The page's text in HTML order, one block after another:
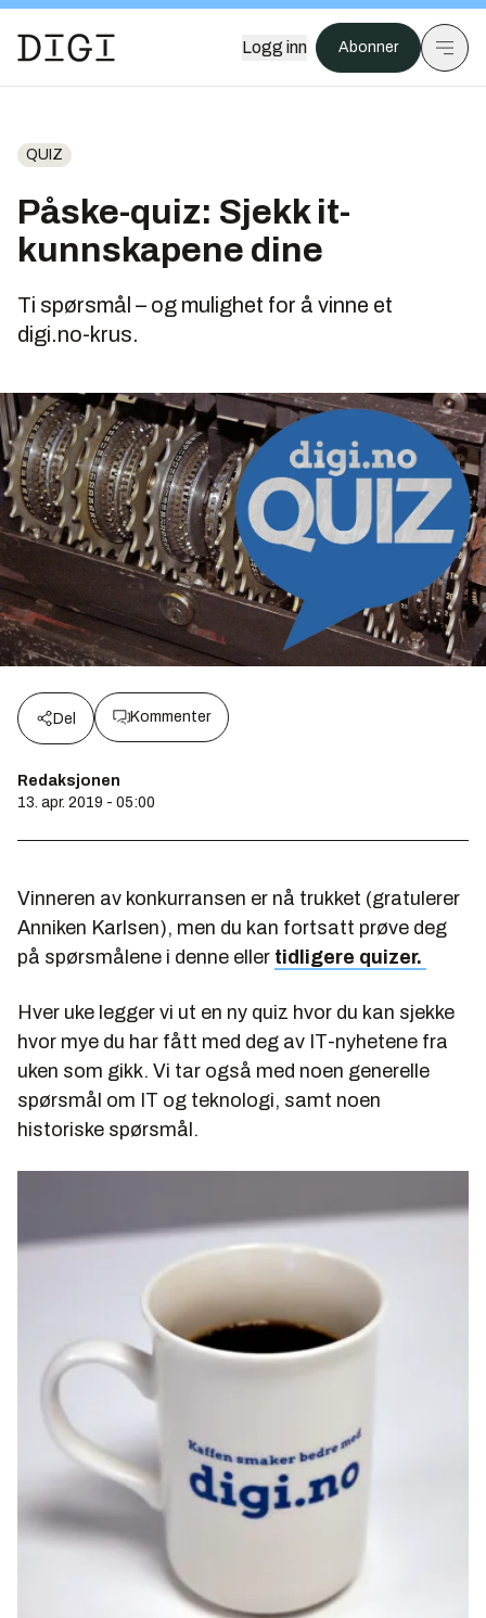
Logg inn Abonner
QUIZ
Påske-quiz: Sjekk it-
kunnskapene dine
Ti spørsmål – og mulighet for å vinne et
digi.no-krus.
Del Kommenter
Redaksjonen
13. apr. 2019 - 05:00
Vinneren av konkurransen er nå trukket (gratulerer
Anniken Karlsen), men du kan fortsatt prøve deg
på spørsmålene i denne eller tidligere quizer.
Hver uke legger vi ut en ny quiz hvor du kan sjekke
hvor mye du har fått med deg av IT-nyhetene fra
uken som gikk. Vi tar også med noen generelle
spørsmål om IT og teknologi, samt noen
historiske spørsmål.